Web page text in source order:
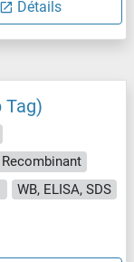
Détails
Tag)
Recombinant
WB, ELISA, SDS